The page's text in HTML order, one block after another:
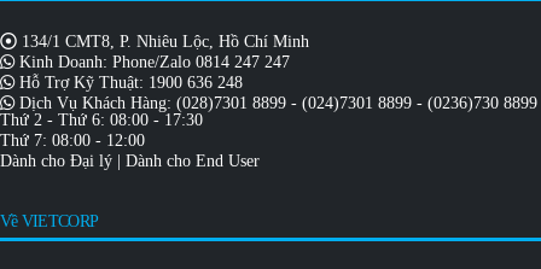
134/1 CMT8, P. Nhiêu Lộc, Hồ Chí Minh
Kinh Doanh: Phone/Zalo 0814 247 247
Hỗ Trợ Kỹ Thuật: 1900 636 248
Dịch Vụ Khách Hàng: (028)7301 8899 - (024)7301 8899 - (0236)730 8899
Thứ 2 - Thứ 6: 08:00 - 17:30
Thứ 7: 08:00 - 12:00
Dành cho Đại lý | Dành cho End User
Về VIETCORP